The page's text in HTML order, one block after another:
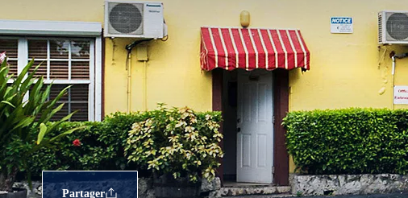
Partager